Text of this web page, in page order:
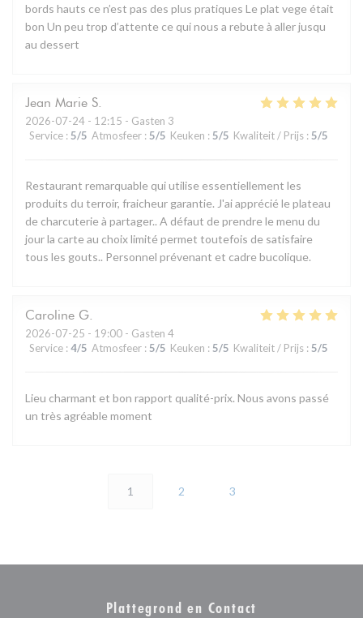
bords hauts ce n’est pas des plus pratiques Le plat vege était
bon Un peu trop d’attente ce qui nous a rebute à aller jusqu
au dessert
Jean Marie S
2026-07-24 - 12:15 - Gasten 3
Service : 5/5 Atmosfeer : 5/5 Keuken : 5/5 Kwaliteit / Prijs : 5/5
Restaurant remarquable qui utilise essentiellement les
produits du terroir, fraicheur garantie. J'ai apprécié le plateau
de charcuterie à partager.. A défaut de prendre le menu du
jour la carte au choix limité permet toutefois de satisfaire
tous les gouts.. Personnel prévenant et cadre bucolique.
Caroline G
2026-07-25 - 19:00 - Gasten 4
Service : 4/5 Atmosfeer : 5/5 Keuken : 5/5 Kwaliteit / Prijs : 5/5
Lieu charmant et bon rapport qualité-prix. Nous avons passé
un très agréable moment
1 2 3
Plattegrond en Contact